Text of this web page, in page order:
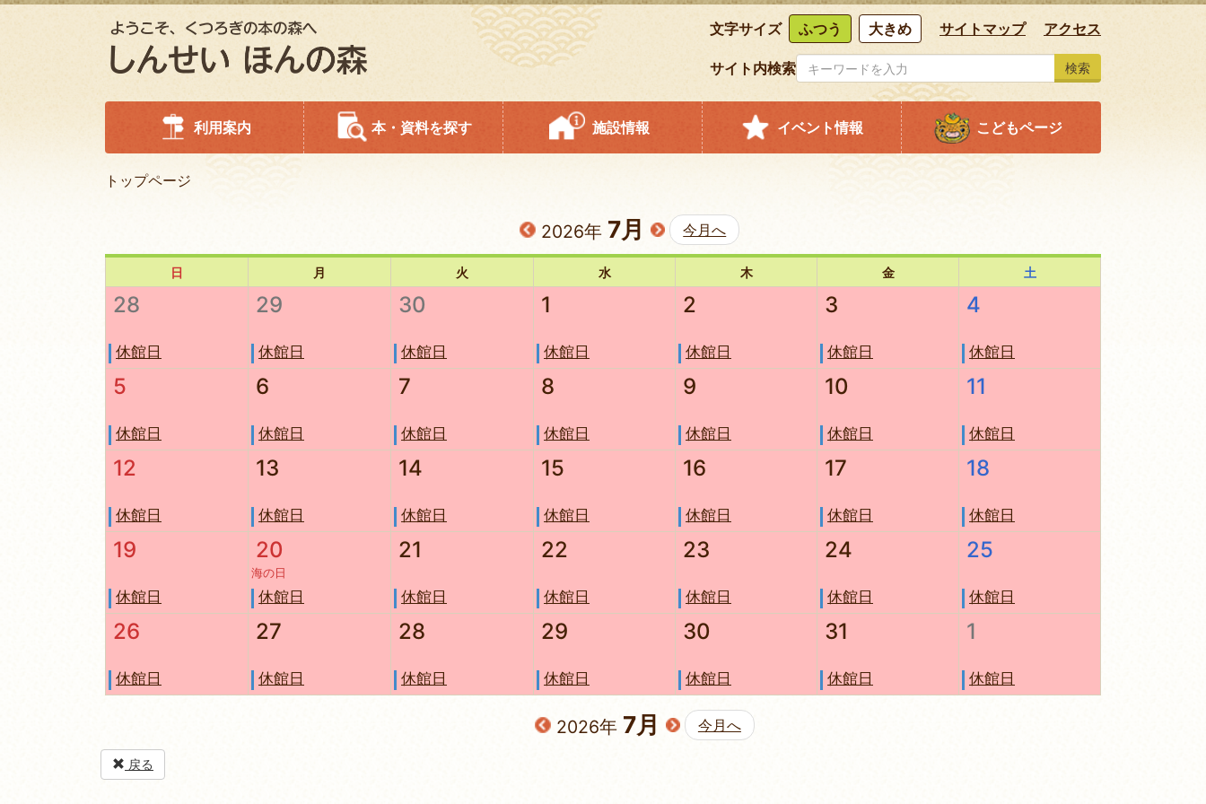
文字サイズ ふつう 大きめ サイトマップ アクセス
サイト内検索 検索
利用案内 本・資料を探す 施設情報 イベント情報 こどもページ
トップページ
2026年 7月 今月へ
日 月 火 水 木 金 土
28
休館日
29
休館日
30
休館日
1
休館日
2
休館日
3
休館日
4
休館日
5
休館日
6
休館日
7
休館日
8
休館日
9
休館日
10
休館日
11
休館日
12
休館日
13
休館日
14
休館日
15
休館日
16
休館日
17
休館日
18
休館日
19
休館日
20
海の日
休館日
21
休館日
22
休館日
23
休館日
24
休館日
25
休館日
26
休館日
27
休館日
28
休館日
29
休館日
30
休館日
31
休館日
1
休館日
2026年7月 今月へ
戻る